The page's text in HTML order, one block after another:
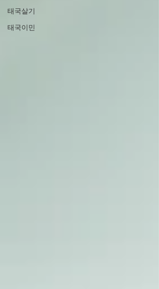
태국살기
태국이민